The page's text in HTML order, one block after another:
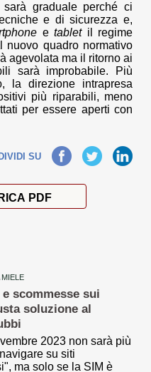
graduale perché ci
e di sicurezza e,
etabletil regime
nuovo quadro normativo
agevolata ma il ritorno ai
sarà improbabile. Più
la direzione intrapresa
più riparabili, meno
per essere aperti con
SU
Facebook TwitterLinkedIn
PDF
MIELE
scommesse sui
soluzione al
2023 non sarà più
su siti
ma solo se la SIM è